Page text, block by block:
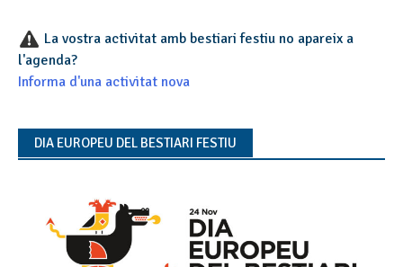
La vostra activitat amb bestiari festiu no apareix a
l'agenda?
Informa d'una activitat nova
DIA EUROPEU DEL BESTIARI FESTIU